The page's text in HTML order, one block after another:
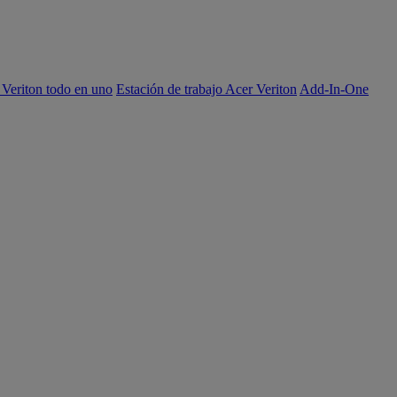
todo en uno Estación de trabajo Acer Veriton Add-In-One